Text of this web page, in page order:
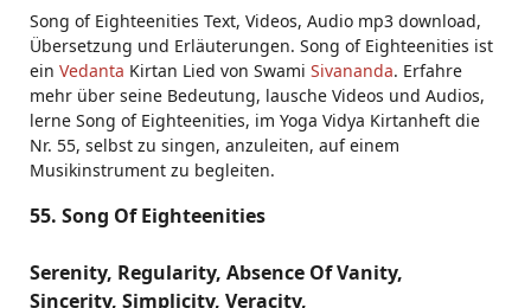
Song of Eighteenities Text, Videos, Audio mp3 download,
Übersetzung und Erläuterungen. Song of Eighteenities ist
ein Vedanta Kirtan Lied von Swami Sivananda. Erfahre
mehr über seine Bedeutung, lausche Videos und Audios,
lerne Song of Eighteenities, im Yoga Vidya Kirtanheft die
Nr. 55, selbst zu singen, anzuleiten, auf einem
Musikinstrument zu begleiten.
55. Song Of Eighteenities
Serenity, Regularity, Absence Of Vanity,
Sincerity, Simplicity, Veracity,